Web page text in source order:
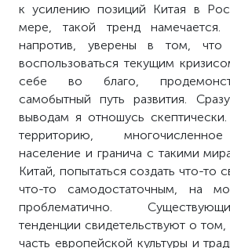
к усилению позиций Китая в
мере, такой тренд намечается.
напротив, уверены в том,
воспользоваться текущим
себе во благо,
самобытный путь развития.
выводам я отношусь
территорию,
население и гранича с такими
Китай, попытаться создать что-то
что-то самодостаточным, на
проблематично.
тенденции свидетельствуют о
часть европейской культуры и